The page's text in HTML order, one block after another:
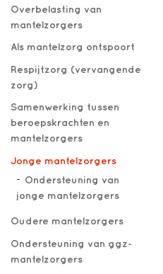
Overbelasting van
mantelzorgers
Als mantelzorg ontspoort
Respijtzorg (vervangende
zorg)
Samenwerking tussen
beroepskrachten en
mantelzorgers
Jonge mantelzorgers
Ondersteuning van
jonge mantelzorgers
Oudere mantelzorgers
Ondersteuning van ggz-
mantelzorgers